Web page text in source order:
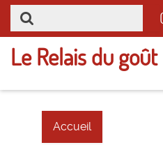
Le Relais du goût
Accueil